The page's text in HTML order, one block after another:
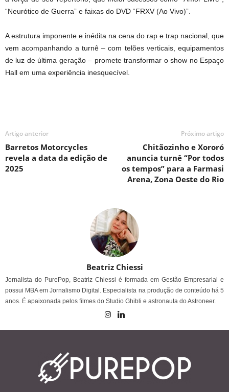
“Neurótico de Guerra” e faixas do DVD “FRXV (Ao Vivo)”.
A estrutura imponente e inédita na cena do rap e trap nacional, que
vem acompanhando a turnê – com telões verticais, equipamentos
de luz de última geração – promete transformar o show no Espaço
Hall em uma experiência inesquecível.
Artigo anterior
Barretos Motorcycles
revela a data da edição de
2025
Próximo artigo
Chitãozinho e Xororó
anuncia turnê “Por todos
os tempos” para a Farmasi
Arena, Zona Oeste do Rio
Beatriz Chiessi
Jornalista do PurePop, Beatriz Chiessi é formada em Gestão Empresarial e
possui MBA em Jornalismo Digital. Especialista na produção de conteúdo há 5
anos. É apaixonada pelos filmes do Studio Ghibli e astronauta do Astroneer.